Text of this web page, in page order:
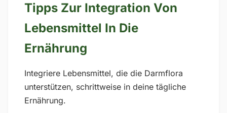
Tipps Zur Integration Von
Lebensmittel In Die
Ernährung
Integriere Lebensmittel, die die Darmflora
unterstützen, schrittweise in deine tägliche
Ernährung.